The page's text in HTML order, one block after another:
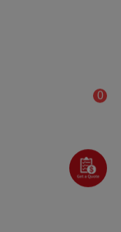
0